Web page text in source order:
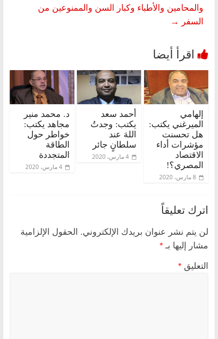
والمحامين والأطباء وكبار السن والممنوعين من
السفر →
إلهامي
الميرغني يكتب:
هل تحسنت
مؤشرات أداء
الاقتصاد
المصري؟!
8 مارس، 2020
أحمد سعد
يكتب: وجدتُ
اللهَ عند
سلطانٍ جائر
4 مارس، 2020
د. محمد منير
مجاهد يكتب:
خواطر حول
الطاقة
المتجددة
4 مارس، 2020
اترك تعليقاً
لن يتم نشر عنوان بريدك الإلكتروني. الحقول الإلزامية
مشار إليها بـ *
التعليق *